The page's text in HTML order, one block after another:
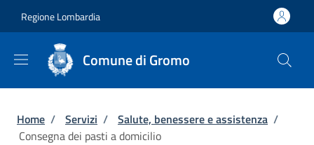
Regione Lombardia
Comune di Gromo
Briciole di pane
Home / Servizi / Salute, benessere e assistenza /
Consegna dei pasti a domicilio